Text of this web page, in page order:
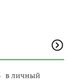
в личный